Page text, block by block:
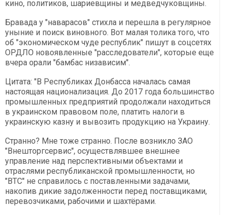
кино, политиков, шариевщины и медведчуковщины.
Бравада у "наварасов" стихла и перешла в регулярное
уныние и поиск виновного. Вот малая толика того, что
об "экономическом чуде республик" пишут в соцсетях
ОРДЛО новоявленные "расследователи", которые еще
вчера орали "бамбас низависим".
Цитата: "В Республиках Донбасса началась самая
настоящая национализация. До 2017 года большинство
промышленных предприятий продолжали находиться
в украинском правовом поле, платить налоги в
украинскую казну и вывозить продукцию на Украину.
Странно? Мне тоже странно. После возникло ЗАО
"Внешторгсервис", осуществлявшее внешнее
управление над перспективными объектами и
отраслями республиканской промышленности, но
"ВТС" не справилось с поставленными задачами,
накопив дикие задолженности перед поставщиками,
перевозчиками, рабочими и шахтёрами.